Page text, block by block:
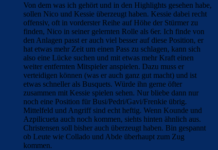
Von dem was ich gehört und in den Highlights gesehen habe,
sollen Nico und Kessie überzeugt haben. Kessie dabei recht
offensiv, oft in vorderster Reihe auf Höhe der Stürmer zu
finden, Nico in seiner gelernten Rolle als 6er. Ich finde von
den Anlagen passt er auch viel besser auf diese Position, er
hat etwas mehr Zeit um einen Pass zu schlagen, kann sich
also eine Lücke suchen und mit etwas mehr Kraft einen
weiter entfernten Mitspieler anspielen. Dazu muss er
verteidigen können (was er auch ganz gut macht) und ist
etwas schneller als Busquets. Würde ihn gerne öfter
zusammen mit Kessie spielen sehen. Nur bliebe dann nur
noch eine Position für Busi/Pedri/Gavi/Frenkie übrig.
Mittelfeld und Angriff sind echt heftig. Wenn Kounde und
Azpilicueta auch noch kommen, siehts hinten ähnlich aus.
Christensen soll bisher auch überzeugt haben. Bin gespannt
ob Leute wie Collado und Abde überhaupt zum Zug
kommen.